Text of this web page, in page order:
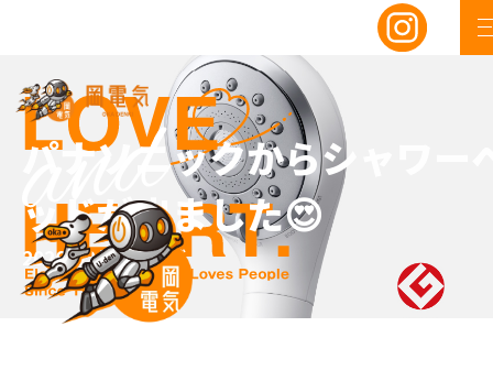
パナソニックからシャワー
ッドが出ました😍
2026/02/17ブログ